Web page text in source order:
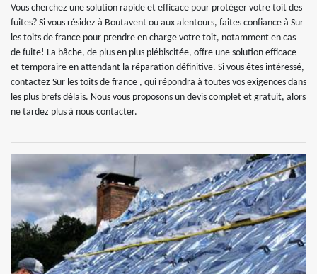
Vous cherchez une solution rapide et efficace pour protéger votre toit des
fuites? Si vous résidez à Boutavent ou aux alentours, faites confiance à Sur
les toits de france pour prendre en charge votre toit, notamment en cas
de fuite! La bâche, de plus en plus plébiscitée, offre une solution efficace
et temporaire en attendant la réparation définitive. Si vous êtes intéressé,
contactez Sur les toits de france , qui répondra à toutes vos exigences dans
les plus brefs délais. Nous vous proposons un devis complet et gratuit, alors
ne tardez plus à nous contacter.